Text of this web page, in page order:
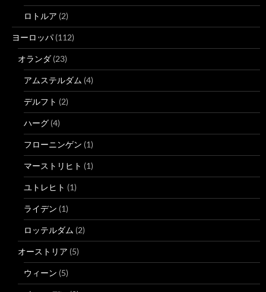
ロトルア (2)
ヨーロッパ (112)
オランダ (23)
アムステルダム (4)
デルフト (2)
ハーグ (4)
フローニンゲン (1)
マーストリヒト (1)
ユトレヒト (1)
ライデン (1)
ロッテルダム (2)
オーストリア (5)
ウィーン (5)